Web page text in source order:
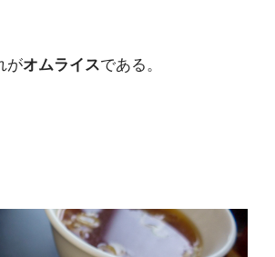
がオムライスである。